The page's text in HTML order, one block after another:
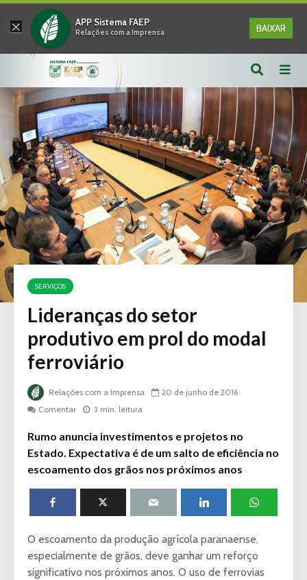
× APP Sistema FAEP
Relações com a Imprensa BAIXAR
SERVIÇOS
Lideranças do setor
produtivo em prol do modal
ferroviário
Relações com a Imprensa
20 de junho de 2016
Comentar
3 min. leitura
Rumo anuncia investimentos e projetos no
Estado. Expectativa é de um salto de eficiência no
escoamento dos grãos nos próximos anos
O escoamento da produção agrícola paranaense,
especialmente de grãos, deve ganhar um reforço
significativo nos próximos anos. O uso de ferrovias